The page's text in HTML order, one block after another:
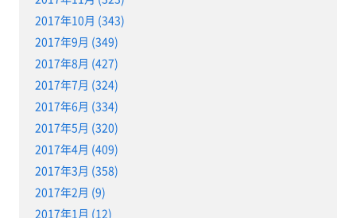
2017年10月 (343)
2017年9月 (349)
2017年8月 (427)
2017年7月 (324)
2017年6月 (334)
2017年5月 (320)
2017年4月 (409)
2017年3月 (358)
2017年2月 (9)
2017年1月 (12)